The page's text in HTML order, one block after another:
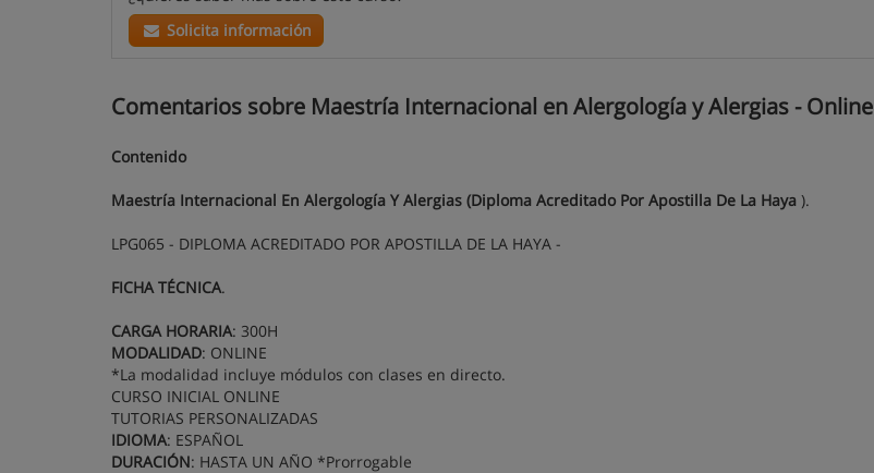
Solicita información
Comentarios sobre Maestría Internacional en Alergología y Alergias - Online
Contenido
Maestría Internacional En Alergología Y Alergias (Diploma Acreditado Por Apostilla De La Haya ).
LPG065 - DIPLOMA ACREDITADO POR APOSTILLA DE LA HAYA -
FICHA TÉCNICA.
CARGA HORARIA: 300H
MODALIDAD: ONLINE
*La modalidad incluye módulos con clases en directo.
CURSO INICIAL ONLINE
TUTORIAS PERSONALIZADAS
IDIOMA: ESPAÑOL
DURACIÓN: HASTA UN AÑO *Prorrogable